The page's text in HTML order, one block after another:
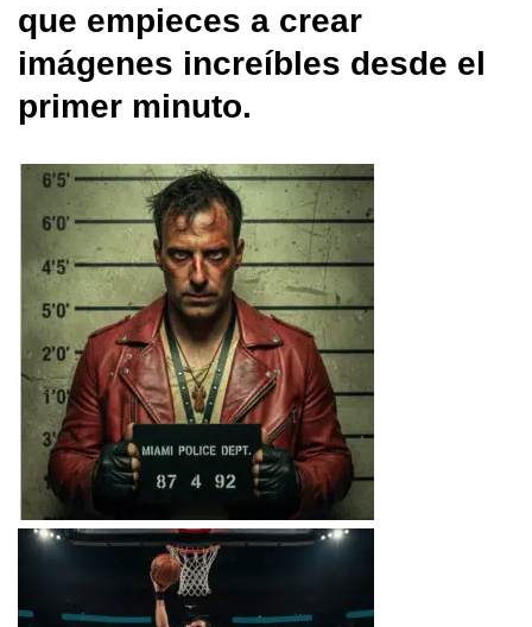
que empieces a crear
imágenes increíbles desde el
primer minuto.